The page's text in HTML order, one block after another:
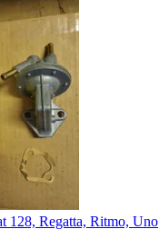
128, Regatta, Ritmo, Uno